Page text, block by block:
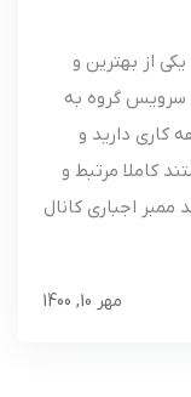
از بهترین و
گروه به
کاری دارید و
کاملا مرتبط و
اجباری کانال
مهر 10, 1400